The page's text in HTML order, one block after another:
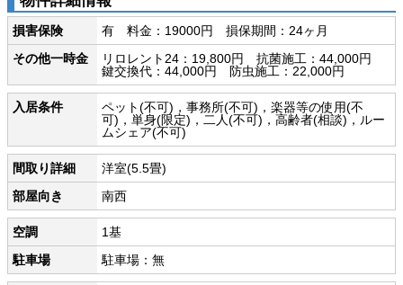
損害保険
有 料金：19000円 損保期間：24ヶ月
その他一時金
リロレント24：19,800円 抗菌施工：44,000円
鍵交換代：44,000円 防虫施工：22,000円
入居条件
ペット(不可)，事務所(不可)，楽器等の使用(不
可)，単身(限定)，二人(不可)，高齢者(相談)，ルー
ムシェア(不可)
間取り詳細
洋室(5.5畳)
部屋向き
南西
空調
1基
駐車場
駐車場：無